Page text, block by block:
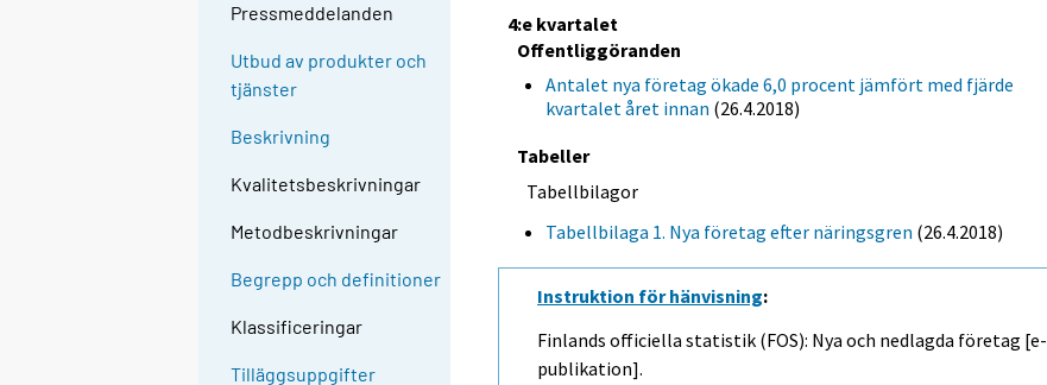
Pressmeddelanden
Utbud av produkter och
tjänster
Beskrivning
Kvalitetsbeskrivningar
Metodbeskrivningar
Begrepp och definitioner
Klassificeringar
Tilläggsuppgifter
4:e kvartalet
Offentliggöranden
Antalet nya företag ökade 6,0 procent jämfört med fjärde
kvartalet året innan (26.4.2018)
Tabeller
Tabellbilagor
Tabellbilaga 1. Nya företag efter näringsgren (26.4.2018)
Instruktion för hänvisning:
Finlands officiella statistik (FOS): Nya och nedlagda företag [e-
publikation].